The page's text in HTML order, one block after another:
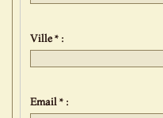
Ville * :
Email * :